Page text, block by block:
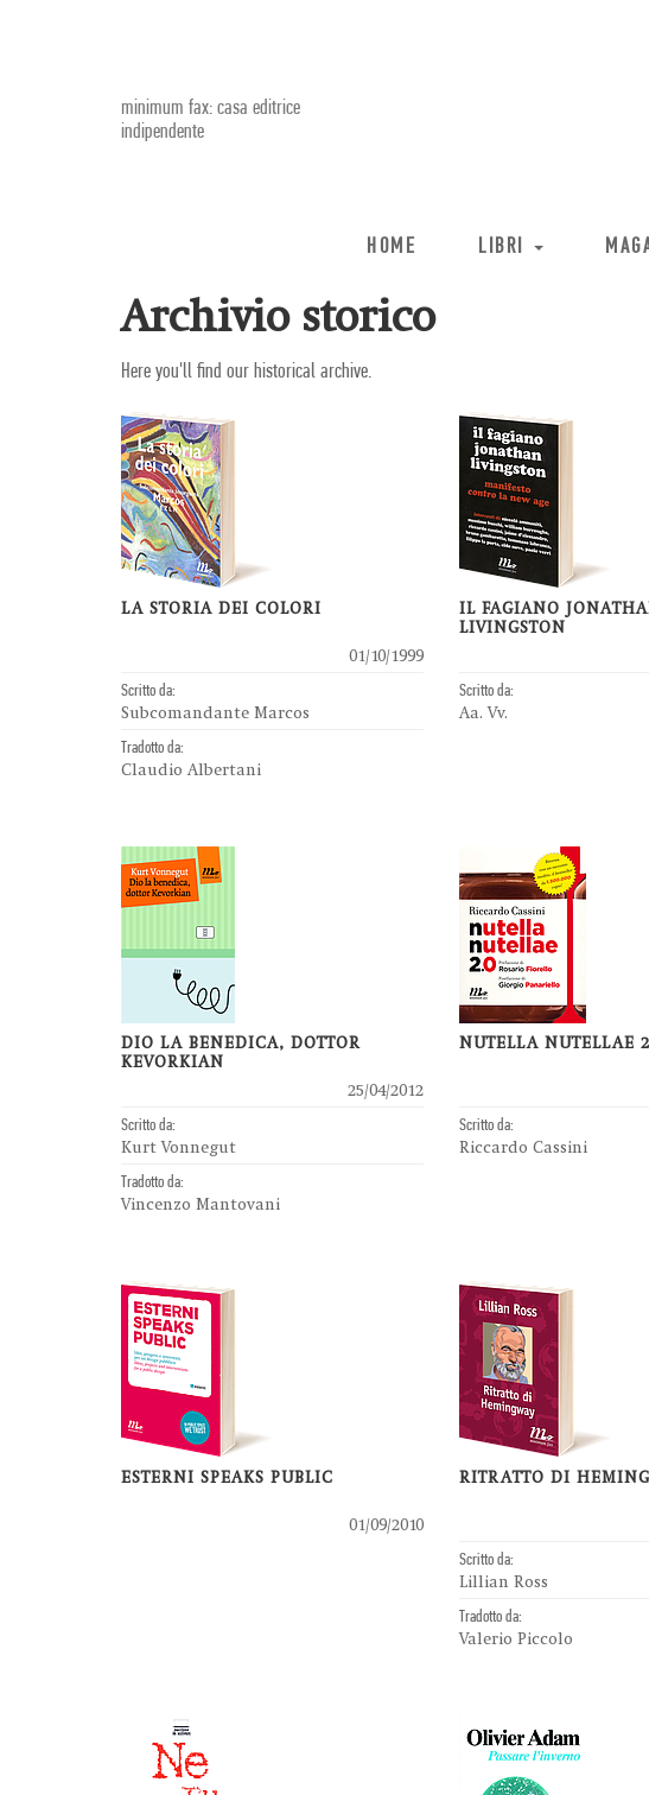
minimum fax: casa editrice
indipendente
HOME LIBRI
Archivio storico
Here you'll find our historical archive.
LA STORIA DEI COLORI
01/10/1999
Scritto da:
Subcomandante Marcos
Tradotto da:
Claudio Albertani
IL FAGIANO
LIVINGSTON
Scritto da:
Aa. Vv.
DIO LA BENEDICA, DOTTOR
KEVORKIAN
25/04/2012
Scritto da:
Kurt Vonnegut
Tradotto da:
Vincenzo Mantovani
NUTELLA NUTELLAE
Scritto da:
Riccardo Cassini
ESTERNI SPEAKS PUBLIC
01/09/2010
RITRATTO DI
Scritto da:
Lillian Ross
Tradotto da:
Valerio Piccolo